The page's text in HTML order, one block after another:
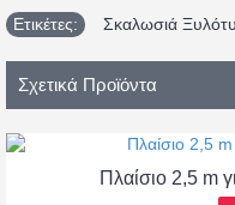
Ετικέτες: Σκαλωσιά
Σχετικά Προϊόντα
Πλαίσιο 2,5 m